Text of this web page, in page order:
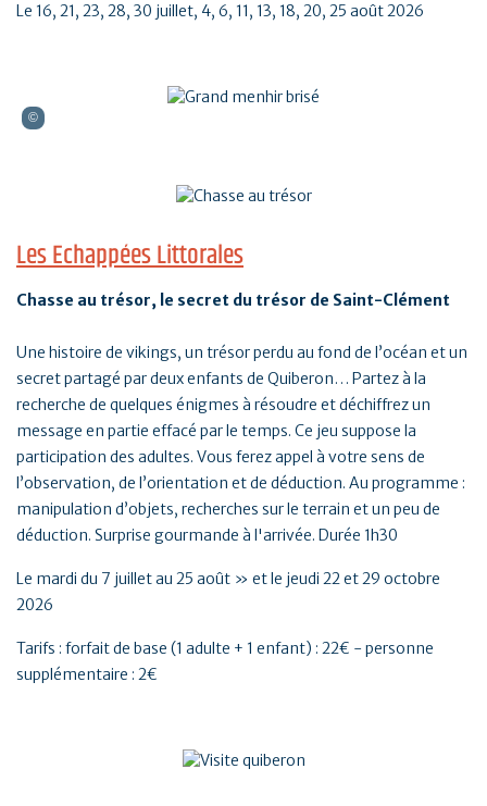
Le 16, 21, 23, 28, 30 juillet, 4, 6, 11, 13, 18, 20, 25 août 2026
Les Echappées Littorales
Chasse au trésor, le secret du trésor de Saint-Clément
Une histoire de vikings, un trésor perdu au fond de l’océan et un
secret partagé par deux enfants de Quiberon… Partez à la
recherche de quelques énigmes à résoudre et déchiffrez un
message en partie effacé par le temps. Ce jeu suppose la
participation des adultes. Vous ferez appel à votre sens de
l’observation, de l’orientation et de déduction. Au programme :
manipulation d’objets, recherches sur le terrain et un peu de
déduction. Surprise gourmande à l'arrivée. Durée 1h30
Le mardi du 7 juillet au 25 août » et le jeudi 22 et 29 octobre
2026
Tarifs : forfait de base (1 adulte + 1 enfant) : 22€ - personne
supplémentaire : 2€